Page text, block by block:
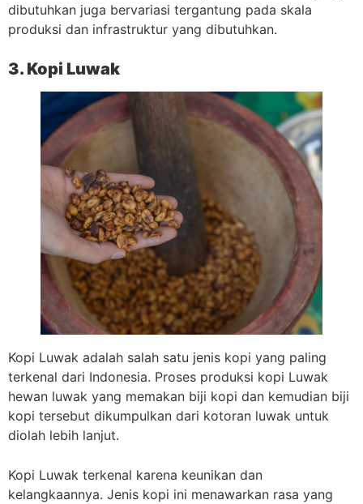
dibutuhkan juga bervariasi tergantung pada skala
produksi dan infrastruktur yang dibutuhkan.
3. Kopi Luwak
Kopi Luwak adalah salah satu jenis kopi yang paling
terkenal dari Indonesia. Proses produksi kopi Luwak
hewan luwak yang memakan biji kopi dan kemudian biji
kopi tersebut dikumpulkan dari kotoran luwak untuk
diolah lebih lanjut.
Kopi Luwak terkenal karena keunikan dan
kelangkaannya. Jenis kopi ini menawarkan rasa yang